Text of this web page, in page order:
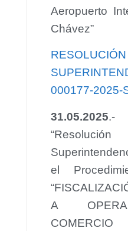
Aeropuerto
Chávez”
000177-2025-
31.05.2025.-
el
A